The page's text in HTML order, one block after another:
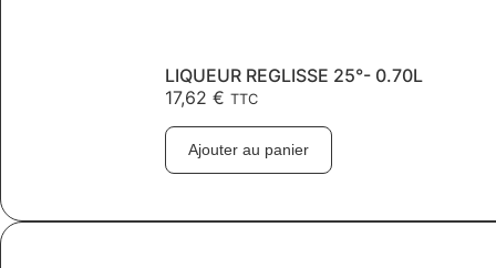
LIQUEUR REGLISSE 25°- 0.70L
17,62€ TTC
Ajouter au panier